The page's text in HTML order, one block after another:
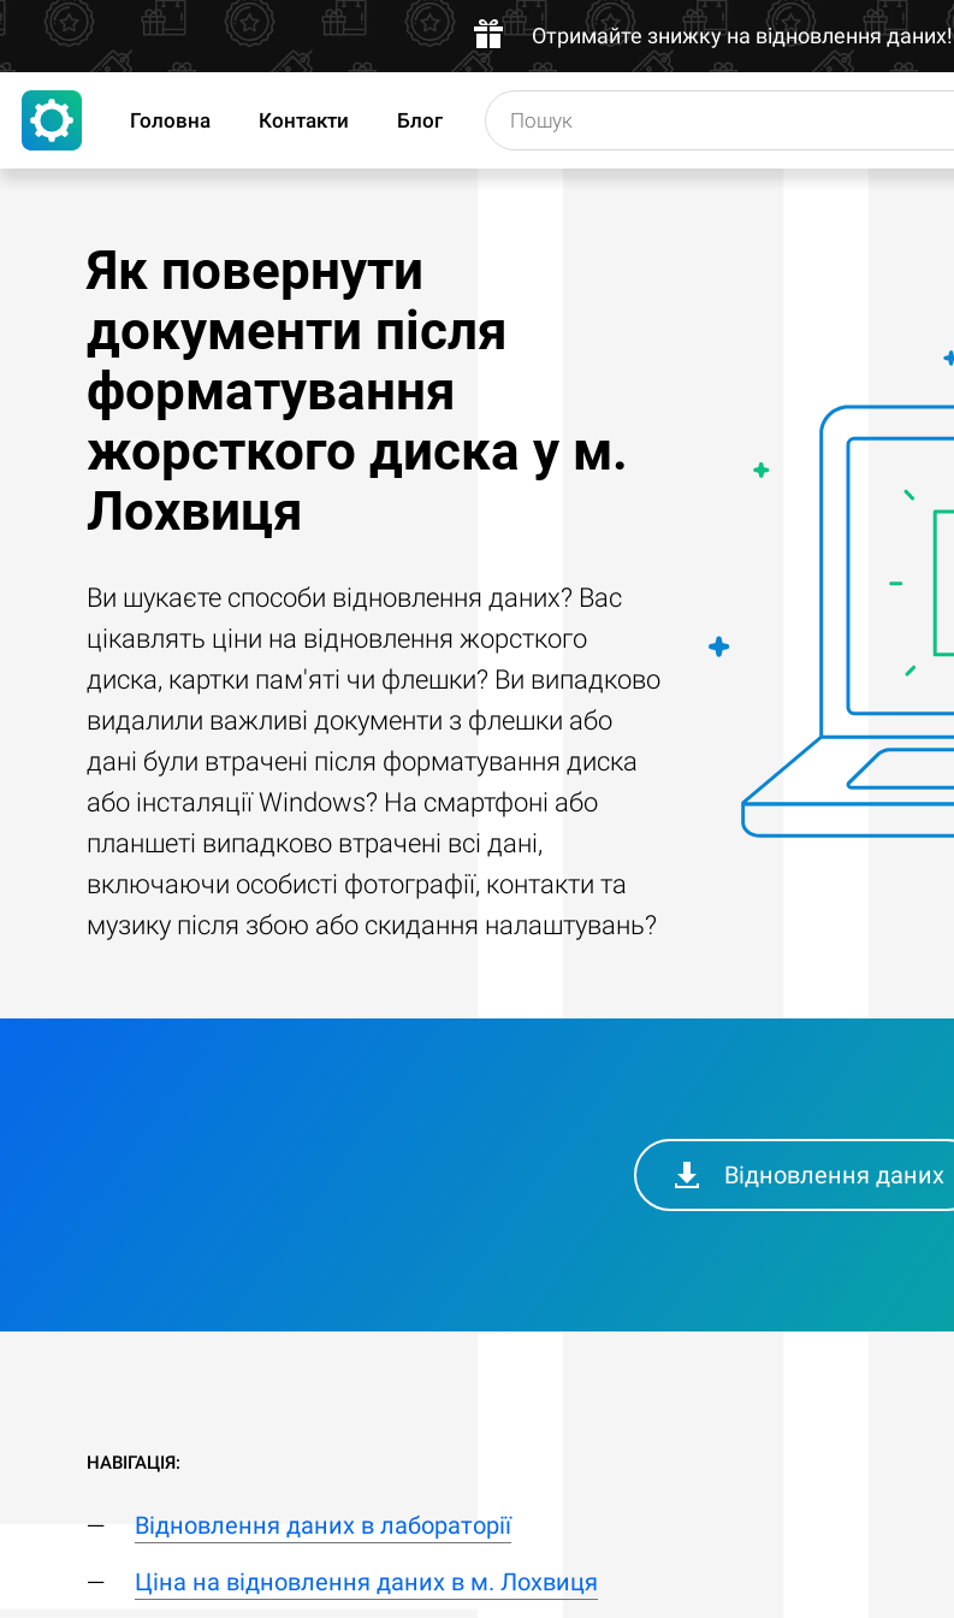
Отримайте знижку на відновлення даних!
Головна Контакти Блог
Як повернути
документи після
форматування
жорсткого диска у м.
Лохвиця
Ви шукаєте способи відновлення даних? Вас
цікавлять ціни на відновлення жорсткого
диска, картки пам'яті чи флешки? Ви випадково
видалили важливі документи з флешки або
дані були втрачені після форматування диска
або інсталяції Windows? На смартфоні або
планшеті випадково втрачені всі дані,
включаючи особисті фотографії, контакти та
музику після збою або скидання налаштувань?
Відновлення даних
НАВІГАЦІЯ:
Відновлення даних в лабораторії
Ціна на відновлення даних в м. Лохвиця